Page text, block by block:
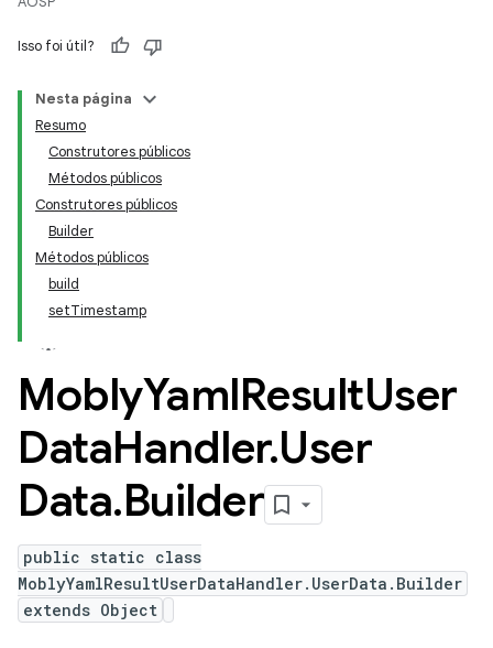
Isso foi útil?
Nesta página
Resumo
Construtores públicos
Métodos públicos
Construtores públicos
Builder
Métodos públicos
build
setTimestamp
MoblyYamlResultUser
DataHandler.User
Data.Builder
public static class
MoblyYamlResultUserDataHandler.UserData.Builder
extends Object